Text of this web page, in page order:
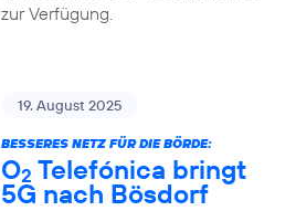
zur Verfügung.
19. August 2025
BESSERES NETZ FÜR DIE BÖRDE:
O2 Telefónica bringt
5G nach Bösdorf